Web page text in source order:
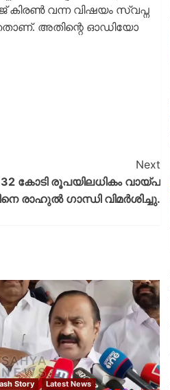
കിരൺ വന്ന വിഷയം സ്വപ്ന
അതിന്റെ ഓഡിയോ
Next
കോടി രൂപയിലധികം വായ്പ
രാഹുൽ ഗാന്ധി വിമർശിച്ചു.
Story Latest News